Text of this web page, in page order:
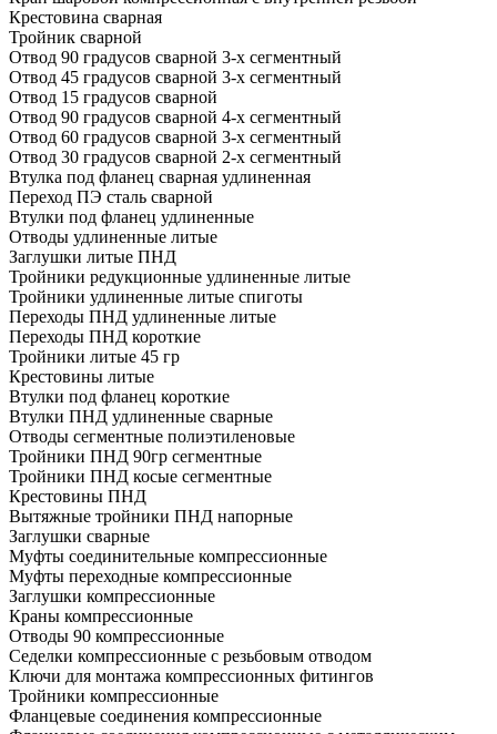
Крестовина сварная
Тройник сварной
Отвод 90 градусов сварной 3-х сегментный
Отвод 45 градусов сварной 3-х сегментный
Отвод 15 градусов сварной
Отвод 90 градусов сварной 4-х сегментный
Отвод 60 градусов сварной 3-х сегментный
Отвод 30 градусов сварной 2-х сегментный
Втулка под фланец сварная удлиненная
Переход ПЭ сталь сварной
Втулки под фланец удлиненные
Отводы удлиненные литые
Заглушки литые ПНД
Тройники редукционные удлиненные литые
Тройники удлиненные литые спиготы
Переходы ПНД удлиненные литые
Переходы ПНД короткие
Тройники литые 45 гр
Крестовины литые
Втулки под фланец короткие
Втулки ПНД удлиненные сварные
Отводы сегментные полиэтиленовые
Тройники ПНД 90гр сегментные
Тройники ПНД косые сегментные
Крестовины ПНД
Вытяжные тройники ПНД напорные
Заглушки сварные
Муфты соединительные компрессионные
Муфты переходные компрессионные
Заглушки компрессионные
Краны компрессионные
Отводы 90 компрессионные
Седелки компрессионные с резьбовым отводом
Ключи для монтажа компрессионных фитингов
Тройники компрессионные
Фланцевые соединения компрессионные